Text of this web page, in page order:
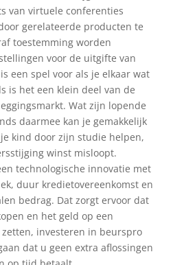
van virtuele conferenties
gerelateerde producten te
toestemming worden
voor de uitgifte van
een spel voor als je elkaar wat
is het een klein deel van de
Wat zijn lopende
daarmee kan je gemakkelijk
kind door zijn studie helpen,
winst misloopt.
technologische innovatie met
duur kredietovereenkomst en
bedrag. Dat zorgt ervoor dat
en het geld op een
investeren in beurspro
dat u geen extra aflossingen